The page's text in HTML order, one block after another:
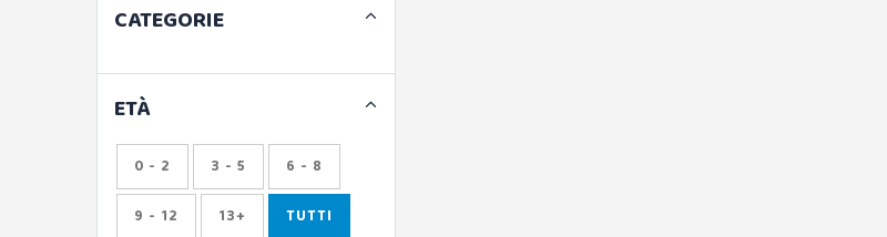
CATEGORIE
ETÀ
0 - 2 3 - 5 6 - 8
9 - 12 13+ TUTTI